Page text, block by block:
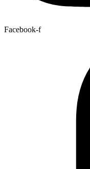
Facebook-f